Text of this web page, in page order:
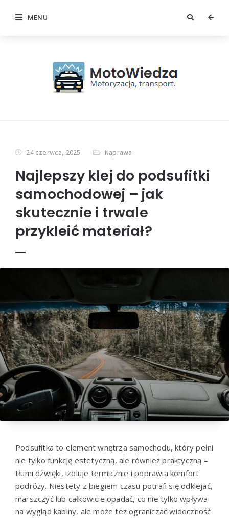
MENU
24 czerwca, 2025 Naprawa
Najlepszy klej do podsufitki
samochodowej – jak
skutecznie i trwale
przykleić materiał?
Podsufitka to element wnętrza samochodu, który pełni
nie tylko funkcję estetyczną, ale również praktyczną –
tłumi dźwięki, izoluje termicznie i poprawia komfort
podróży. Niestety z biegiem czasu potrafi się odklejać,
marszczyć lub całkowicie opadać, co nie tylko wpływa
na wygląd kabiny, ale może też ograniczać widoczność